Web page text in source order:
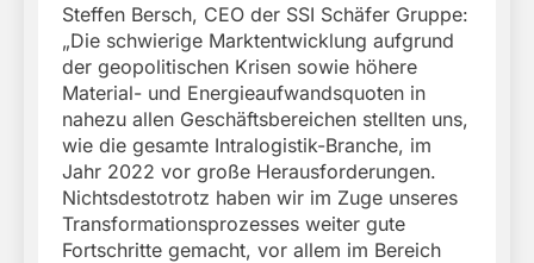
Steffen Bersch, CEO der SSI Schäfer Gruppe:
„Die schwierige Marktentwicklung aufgrund
der geopolitischen Krisen sowie höhere
Material- und Energieaufwandsquoten in
nahezu allen Geschäftsbereichen stellten uns,
wie die gesamte Intralogistik-Branche, im
Jahr 2022 vor große Herausforderungen.
Nichtsdestotrotz haben wir im Zuge unseres
Transformationsprozesses weiter gute
Fortschritte gemacht, vor allem im Bereich